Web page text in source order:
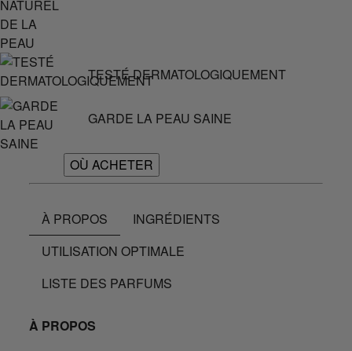
TESTÉ DERMATOLOGIQUEMENT
GARDE LA PEAU SAINE
OÙ ACHETER
À PROPOS
INGRÉDIENTS
UTILISATION OPTIMALE
LISTE DES PARFUMS
À PROPOS